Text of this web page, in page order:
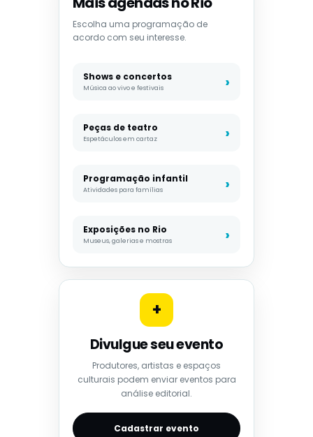
Escolha uma programação de
acordo com seu interesse.
Shows e concertos
Música ao vivo e festivais
Peças de teatro
Espetáculos em cartaz
Programação infantil
Atividades para famílias
Exposições no Rio
Museus, galerias e mostras
+
Divulgue seu evento
Produtores, artistas e espaços
culturais podem enviar eventos para
análise editorial.
Cadastrar evento